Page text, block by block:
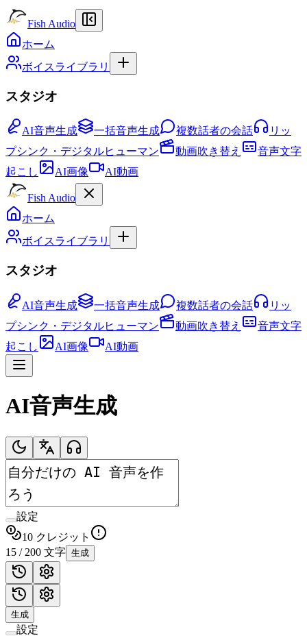
Fish Audio
ホーム
ボイスライブラリ
スタジオ
AI音声生成 一括音声生成 複数話者の会話
リッ
プシンク・デジタルヒューマン
動画吹き替え
音声文字
起こし
AI画像 AI動画
Fish Audio
ホーム
ボイスライブラリ
スタジオ
AI音声生成 一括音声生成 複数話者の会話
リッ
プシンク・デジタルヒューマン
動画吹き替え
音声文字
起こし
AI画像 AI動画
AI音声生成
設定
10 クレジット
15 / 200 文字 生成
生成
設定